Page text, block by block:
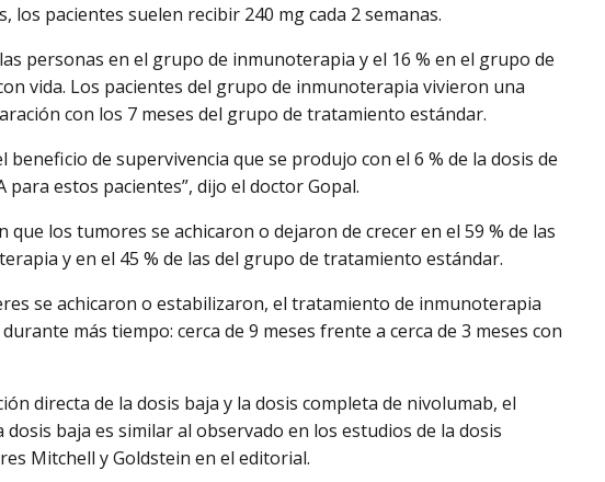
los pacientes suelen recibir 240 mg cada 2 semanas.
personas en el grupo de inmunoterapia y el 16 % en el grupo de
vida. Los pacientes del grupo de inmunoterapia vivieron una
con los 7 meses del grupo de tratamiento estándar.
beneficio de supervivencia que se produjo con el 6 % de la dosis de
estos pacientes”, dijo el doctor Gopal.
los tumores se achicaron o dejaron de crecer en el 59 % de las
y en el 45 % de las del grupo de tratamiento estándar.
se achicaron o estabilizaron, el tratamiento de inmunoterapia
más tiempo: cerca de 9 meses frente a cerca de 3 meses con
directa de la dosis baja y la dosis completa de nivolumab, el
baja es similar al observado en los estudios de la dosis
Mitchell y Goldstein en el editorial.